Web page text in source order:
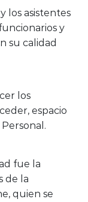
los asistentes
y
su calidad
los
espacio
fue la
de la
quien se